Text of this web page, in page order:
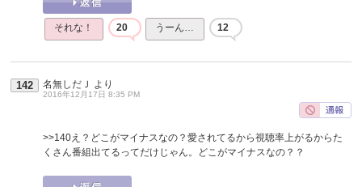
それな！ 20 うーん… 12
142 名無しだＪ より
2016年12月17日 8:35 PM
>>140え？どこがマイナスなの？愛されてるから視聴率上がるからた
くさん番組出てるってだけじゃん。どこがマイナスなの？？